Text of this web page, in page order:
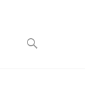
Rechercher :